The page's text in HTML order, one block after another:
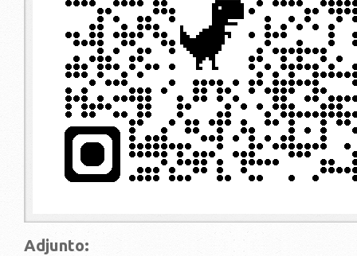
Adjunto: